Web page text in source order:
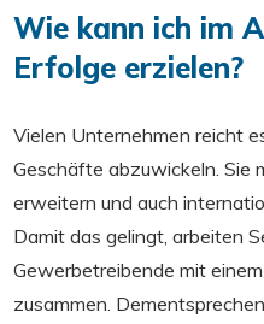
Wie kann ich im
Erfolge erzielen?
Vielen Unternehmen reicht
Geschäfte abzuwickeln. Sie
erweitern und auch
Damit das gelingt, arbeiten
Gewerbetreibende mit einem
zusammen.